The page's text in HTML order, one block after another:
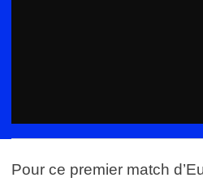
Pour ce premier match